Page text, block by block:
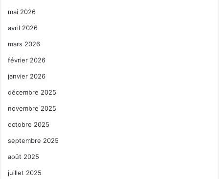
mai 2026
avril 2026
mars 2026
février 2026
janvier 2026
décembre 2025
novembre 2025
octobre 2025
septembre 2025
août 2025
juillet 2025